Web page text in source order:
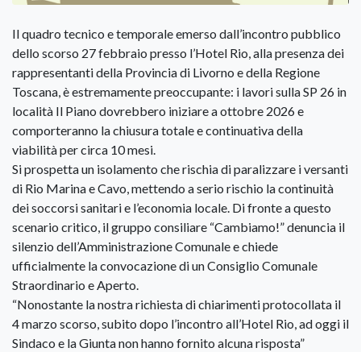
Il quadro tecnico e temporale emerso dall’incontro pubblico
dello scorso 27 febbraio presso l’Hotel Rio, alla presenza dei
rappresentanti della Provincia di Livorno e della Regione
Toscana, è estremamente preoccupante: i lavori sulla SP 26 in
località Il Piano dovrebbero iniziare a ottobre 2026 e
comporteranno la chiusura totale e continuativa della
viabilità per circa 10 mesi.
Si prospetta un isolamento che rischia di paralizzare i versanti
di Rio Marina e Cavo, mettendo a serio rischio la continuità
dei soccorsi sanitari e l’economia locale. Di fronte a questo
scenario critico, il gruppo consiliare “Cambiamo!” denuncia il
silenzio dell’Amministrazione Comunale e chiede
ufficialmente la convocazione di un Consiglio Comunale
Straordinario e Aperto.
“Nonostante la nostra richiesta di chiarimenti protocollata il
4 marzo scorso, subito dopo l’incontro all’Hotel Rio, ad oggi il
Sindaco e la Giunta non hanno fornito alcuna risposta”